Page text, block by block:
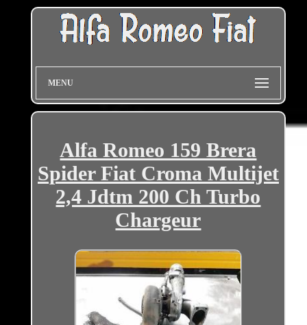
MENU
Alfa Romeo 159 Brera
Spider Fiat Croma Multijet
2,4 Jdtm 200 Ch Turbo
Chargeur